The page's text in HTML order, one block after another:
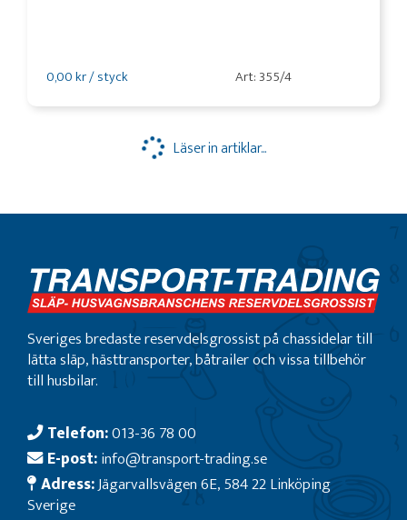
0,00 kr / styck Art: 355/4
Läser in artiklar...
Sveriges bredaste reservdelsgrossist på chassidelar till
lätta släp, hästtransporter, båtrailer och vissa tillbehör
till husbilar.
Telefon:013-36 78 00
E-post:info@transport-trading.se
Adress:Jägarvallsvägen 6E, 584 22 Linköping
Sverige